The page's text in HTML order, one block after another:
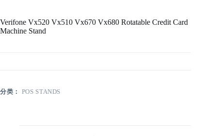
Verifone Vx520 Vx510 Vx670 Vx680 Rotatable Credit Card
Machine Stand
分类： POS STANDS